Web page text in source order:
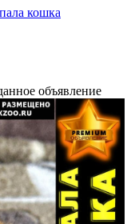
кошка
объявление